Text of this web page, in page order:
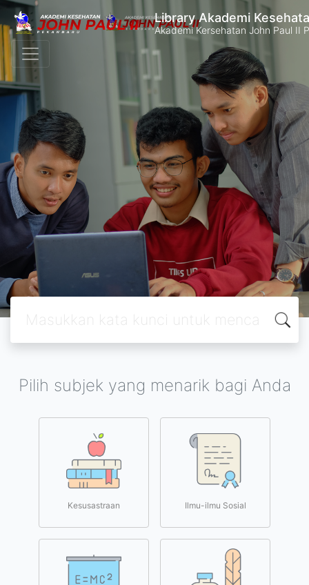
Library Akademi
Akademi Kersehatan John Paul II
Pilih subjek yang menarik bagi Anda
Kesusastraan Ilmu-ilmu Sosial